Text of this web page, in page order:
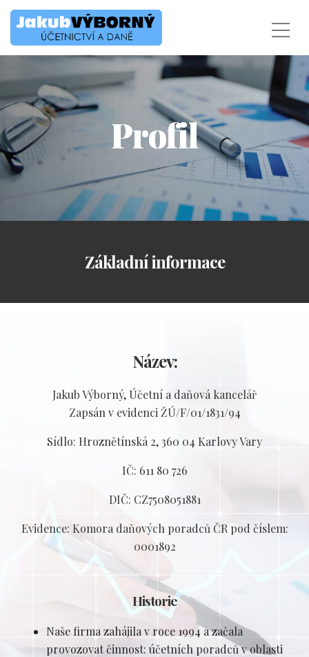
Profil
Základní informace
Název:
Jakub Výborný, Účetní a daňová kancelář
Zapsán v evidenci ŽÚ/F/01/1831/94
Sídlo: Hroznětínská 2, 360 04 Karlovy Vary
IČ: 611 80 726
DIČ: CZ7508051881
Evidence: Komora daňových poradců ČR pod číslem:
0001892
Historie
Naše firma zahájila v roce 1994 a začala
provozovat činnost: účetních poradců v oblasti